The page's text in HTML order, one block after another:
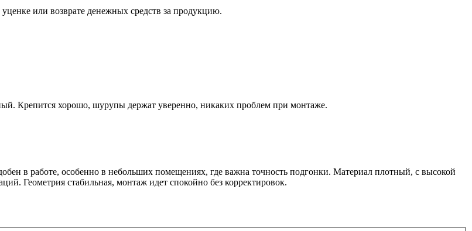
или возврате денежных средств за продукцию.
Крепится хорошо, шурупы держат уверенно, никаких проблем при монтаже.
в работе, особенно в небольших помещениях, где важна точность подгонки. Материал плотный, с высокой
Геометрия стабильная, монтаж идет спокойно без корректировок.